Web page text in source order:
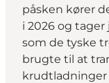
påsken kører
i 2026 og
som de tyske
brugte til at